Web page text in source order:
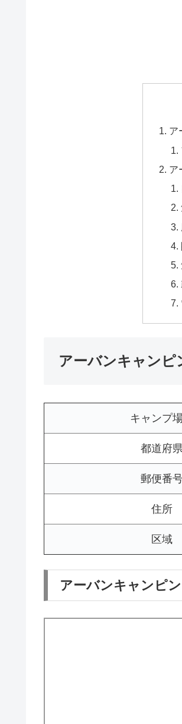
ア
ア
アーバンキャンピ
キャンプ
都道府
郵便番
住所
区域
アーバンキャンピ